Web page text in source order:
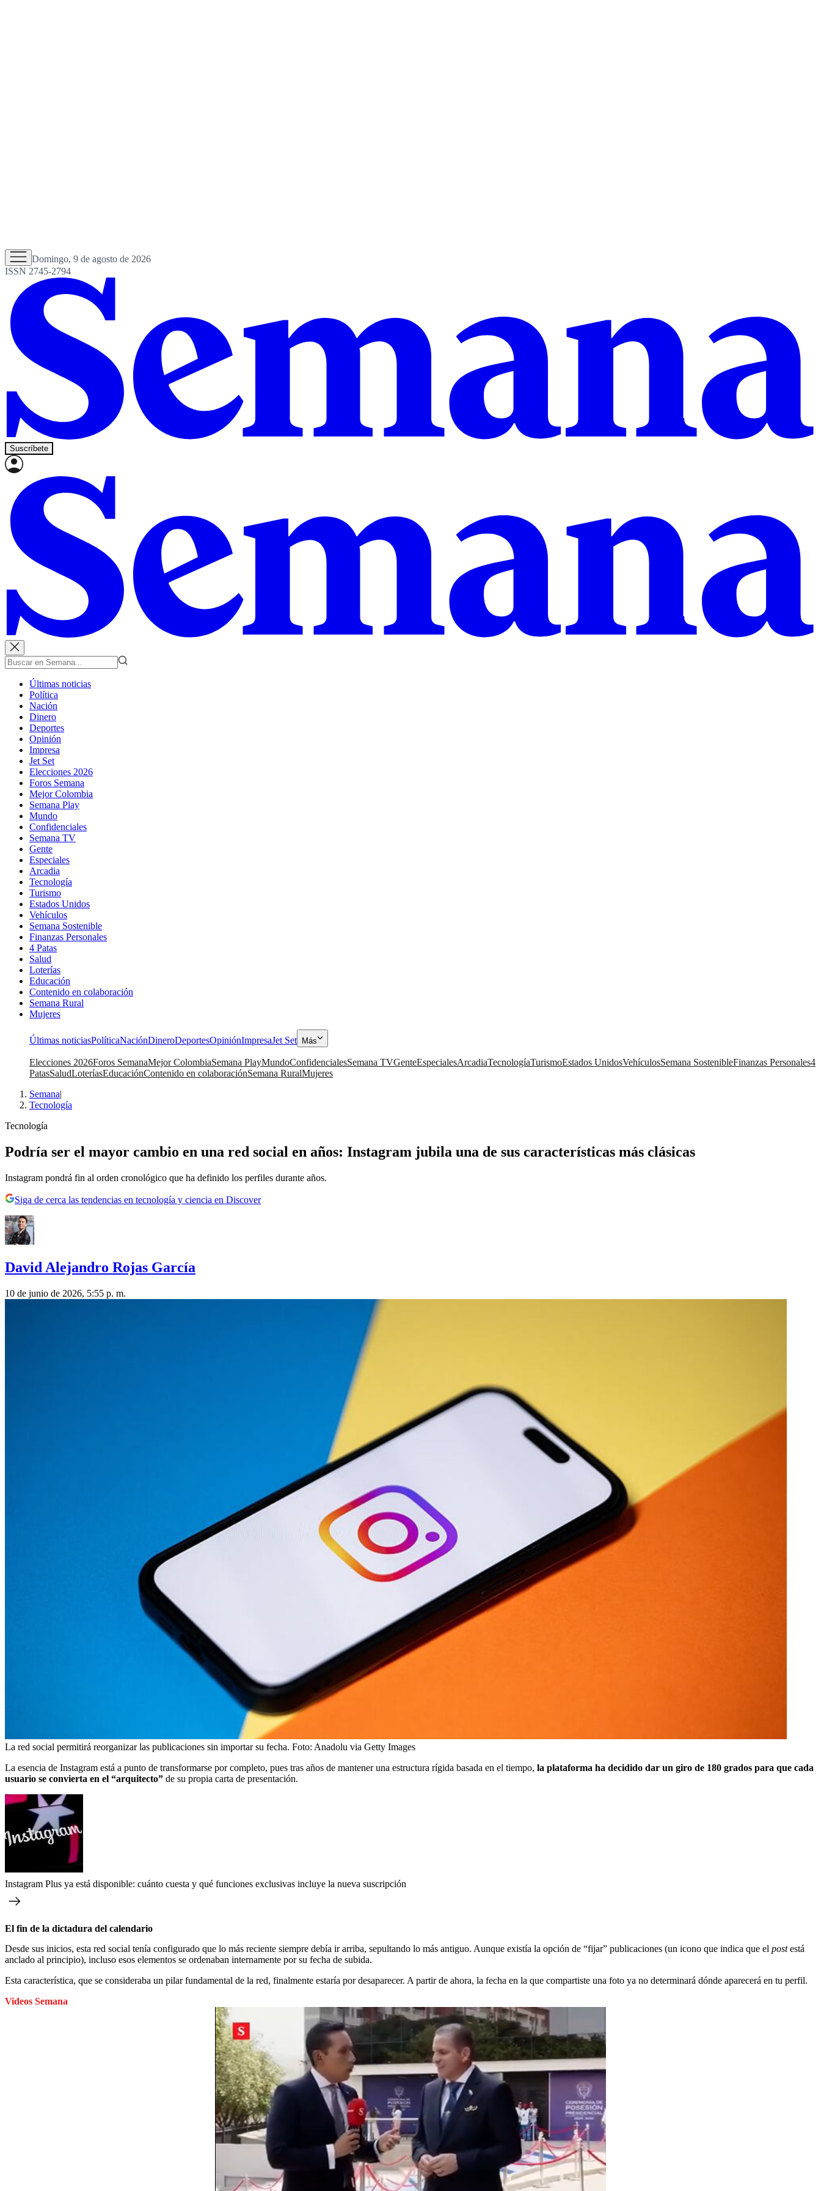
Domingo, 9 de agosto de 2026
ISSN 2745-2794
Suscríbete
Últimas noticias
Política
Nación
Dinero
Deportes
Opinión
Impresa
Jet Set
Elecciones 2026
Foros Semana
Mejor Colombia
Semana Play
Mundo
Confidenciales
Semana TV
Gente
Especiales
Arcadia
Tecnología
Turismo
Estados Unidos
Vehículos
Semana Sostenible
Finanzas Personales
4 Patas
Salud
Loterías
Educación
Contenido en colaboración
Semana Rural
Mujeres
Últimas noticiasPolíticaNaciónDineroDeportesOpiniónImpresaJet Set Más
Elecciones 2026Foros SemanaMejor ColombiaSemana PlayMundoConfidencialesSemana TVGenteEspecialesArcadiaTecnologíaTurismoEstados UnidosVehículosSemana SostenibleFinanzas Personales4
PatasSaludLoteríasEducaciónContenido en colaboraciónSemana RuralMujeres
Semana|
Tecnología
Tecnología
Podría ser el mayor cambio en una red social en años: Instagram jubila una de sus características más clásicas
Instagram pondrá fin al orden cronológico que ha definido los perfiles durante años.
Siga de cerca las tendencias en tecnología y ciencia en Discover
David Alejandro Rojas García
10 de junio de 2026, 5:55 p. m.
La red social permitirá reorganizar las publicaciones sin importar su fecha. Foto: Anadolu via Getty Images
La esencia de Instagram está a punto de transformarse por completo, pues tras años de mantener una estructura rígida basada en el tiempo, la plataforma ha decidido dar un giro de 180 grados para que cada
usuario se convierta en el “arquitecto” de su propia carta de presentación.
Instagram Plus ya está disponible: cuánto cuesta y qué funciones exclusivas incluye la nueva suscripción
El fin de la dictadura del calendario
Desde sus inicios, esta red social tenía configurado que lo más reciente siempre debía ir arriba, sepultando lo más antiguo. Aunque existía la opción de “fijar” publicaciones (un icono que indica que el postestá
anclado al principio), incluso esos elementos se ordenaban internamente por su fecha de subida.
Esta característica, que se consideraba un pilar fundamental de la red, finalmente estaría por desaparecer. A partir de ahora, la fecha en la que compartiste una foto ya no determinará dónde aparecerá en tu perfil.
Videos Semana